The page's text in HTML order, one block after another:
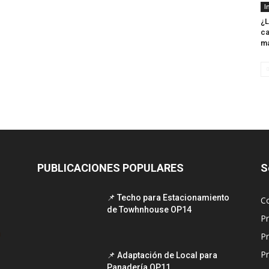
PUBLICACIONES POPULARES
📌 Techo para Estacionamiento
de Towhnhouse OP14
📌 Adaptación de Local para